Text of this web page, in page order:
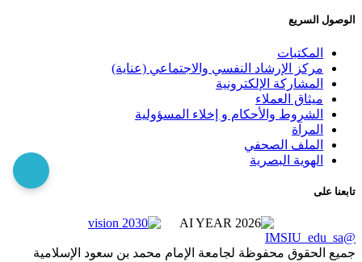
الوصول السريع
المكتبات
مركز الإرشاد النفسي والاجتماعي (عناية)
المشاركة الإلكترونية
ميثاق العملاء
الشروط والأحكام و إخلاء المسؤولية
المرآة
الملف الصحفي
الهوية البصرية
تابعنا على
@IMSIU_edu_sa
جميع الحقوق محفوظة لجامعة الإمام محمد بن سعود الإسلامية